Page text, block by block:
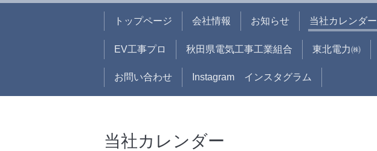
トップページ 会社情報 お知らせ 当社カレンダー
EV工事プロ 秋田県電気工事工業組合 東北電力㈱
お問い合わせ Instagram インスタグラム
当社カレンダー